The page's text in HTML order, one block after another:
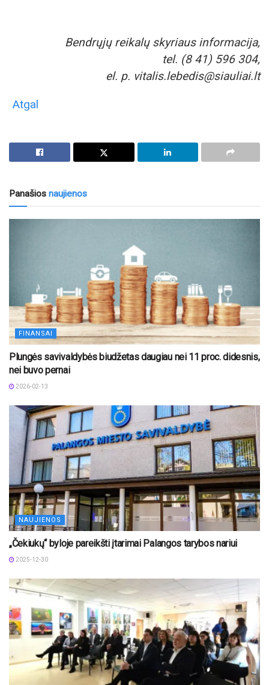
Bendrųjų reikalų skyriaus informacija,
tel. (8 41) 596 304,
el. p. vitalis.lebedis@siauliai.lt
Atgal
Panašios naujienos
FINANSAI
Plungės savivaldybės biudžetas daugiau nei 11 proc. didesnis,
nei buvo pernai
2026-02-13
NAUJIENOS
„Čekiukų“ byloje pareikšti įtarimai Palangos tarybos nariui
2025-12-30